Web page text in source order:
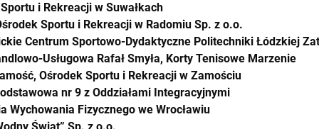
i Rekreacji w Suwałkach
Sportu i Rekreacji w Radomiu Sp. z o.o.
Centrum Sportowo-Dydaktyczne Politechniki Łódzkiej
Usługowa Rafał Smyła, Korty Tenisowe Marzenie
Ośrodek Sportu i Rekreacji w Zamościu
nr 9 z Oddziałami Integracyjnymi
Wychowania Fizycznego we Wrocławiu